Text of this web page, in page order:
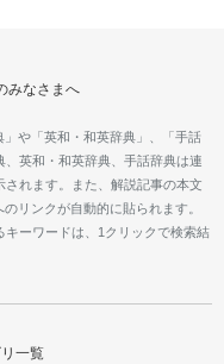
みなさまへ
や「英和・和英辞典」、「手話
英和・和英辞典、手話辞典は連
れます。また、解説記事の本文
リンクが自動的に貼られます。
ーワードは、1クリックで検索結
一覧